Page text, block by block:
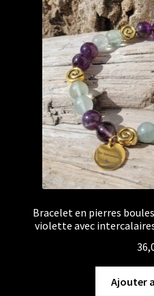
Bracelet en pierres
violette avec
Ajouter